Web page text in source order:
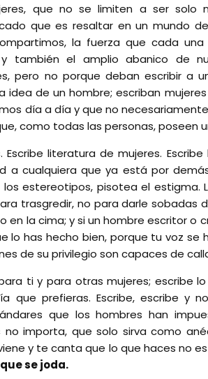
que no se limiten a ser solo
que es resaltar en un mundo
la fuerza que cada
también el amplio abanico de
pero no porque deban escribir a
idea de un hombre; escriban
día a día y que no
como todas las personas, poseen
Escribe literatura de mujeres.
a cualquiera que ya está por
estereotipos, pisotea el estigma.
trasgredir, no para darle sobadas
en la cima; y si un hombre escritor o
lo has hecho bien, porque tu voz se
de su privilegio son capaces de
ti y para otras mujeres; escribe
que prefieras. Escribe, escribe y
que los hombres han
no importa, que solo sirva como
y te canta que lo que haces no
se joda.